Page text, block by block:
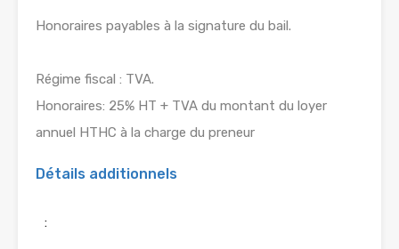
Honoraires payables à la signature du bail.
Régime fiscal : TVA.
Honoraires: 25% HT + TVA du montant du loyer
annuel HTHC à la charge du preneur
Détails additionnels
: